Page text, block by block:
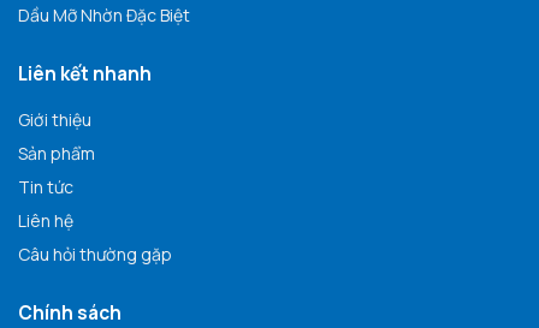
Dầu Mỡ Nhờn Đặc Biệt
Liên kết nhanh
Giới thiệu
Sản phẩm
Tin tức
Liên hệ
Câu hỏi thường gặp
Chính sách